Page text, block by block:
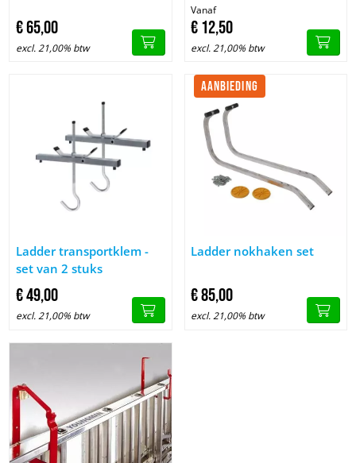
€65,00
excl. 21,00% btw
Vanaf
€12,50
excl. 21,00% btw
Afbeelding Ladder transportklem - set van 2 stuks
Ladder transportklem -
set van 2 stuks
€49,00
excl. 21,00% btw
AANBIEDING
Afbeelding Ladder nokhaken
Ladder nokhaken set
€85,00
excl. 21,00% btw